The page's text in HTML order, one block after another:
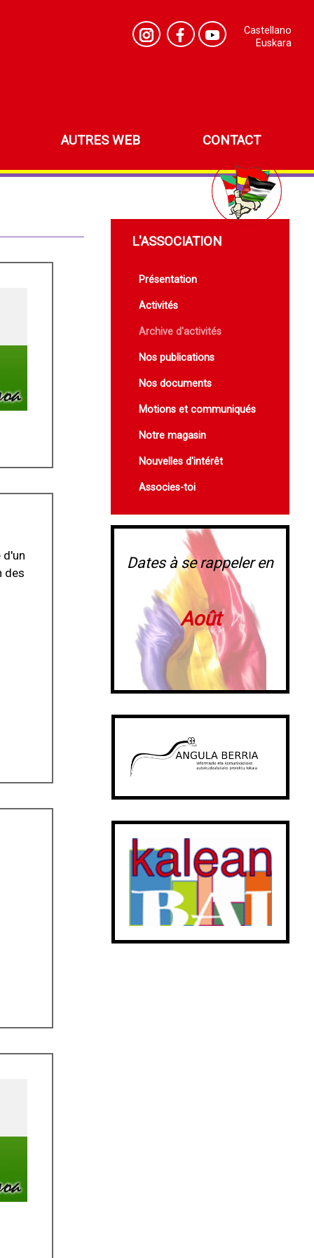
Castellano
Euskara
AUTRES WEB CONTACT
d'un
des
L'ASSOCIATION
Présentation
Activités
Archive d'activités
Nos publications
Nos documents
Motions et communiqués
Notre magasin
Nouvelles d'intérêt
Associes-toi
Dates à se rappeler en
Août